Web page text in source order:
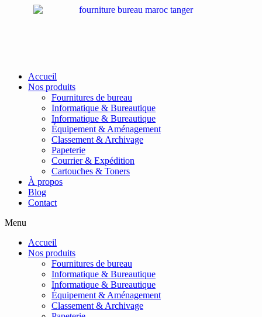
Accueil
Nos produits
Fournitures de bureau
Informatique & Bureautique
Informatique & Bureautique
Équipement & Aménagement
Classement & Archivage
Papeterie
Courrier & Expédition
Cartouches & Toners
À propos
Blog
Contact
Menu
Accueil
Nos produits
Fournitures de bureau
Informatique & Bureautique
Informatique & Bureautique
Équipement & Aménagement
Classement & Archivage